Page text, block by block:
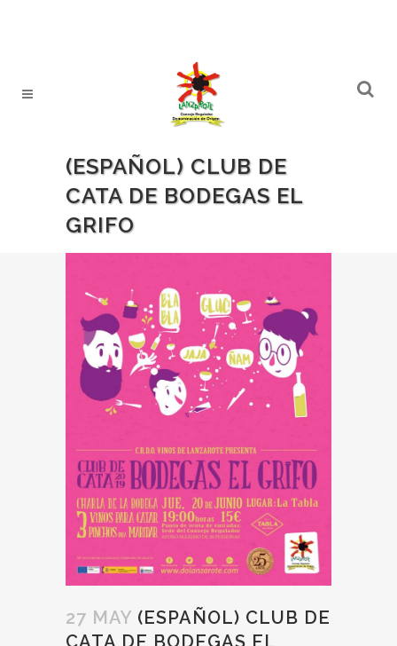
(ESPAÑOL) CLUB DE
CATA DE BODEGAS EL
GRIFO
27 MAY (ESPAÑOL) CLUB DE
CATA DE BODEGAS EL